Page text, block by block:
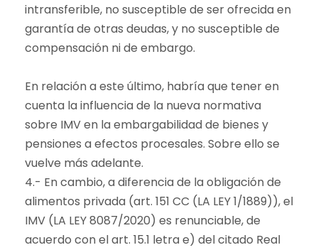
intransferible, no susceptible de ser ofrecida en
garantía de otras deudas, y no susceptible de
compensación ni de embargo.
En relación a este último, habría que tener en
cuenta la influencia de la nueva normativa
sobre IMV en la embargabilidad de bienes y
pensiones a efectos procesales. Sobre ello se
vuelve más adelante.
4.- En cambio, a diferencia de la obligación de
alimentos privada (art. 151 CC (LA LEY 1/1889)), el
IMV (LA LEY 8087/2020) es renunciable, de
acuerdo con el art. 15.1 letra e) del citado Real